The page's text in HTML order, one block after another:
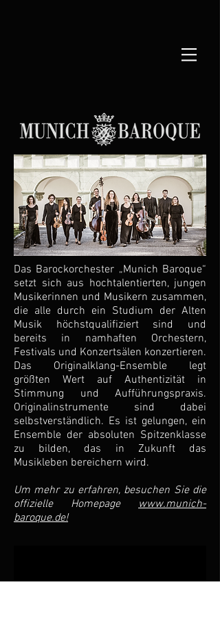
Das Barockorchester „Munich Baroque“
setzt sich aus hochtalentierten, jungen
Musikerinnen und Musikern zusammen,
die alle durch ein Studium der Alten
Musik höchstqualifiziert sind und
bereits in namhaften Orchestern,
Festivals und Konzertsälen konzertieren.
Das Originalklang-Ensemble legt
größten Wert auf Authentizität in
Stimmung und Aufführungspraxis.
Originalinstrumente sind dabei
selbstverständlich. Es ist gelungen, ein
Ensemble der absoluten Spitzenklasse
zu bilden, das in Zukunft das
Musikleben bereichern wird.
Um mehr zu erfahren, besuchen Sie die
offizielle Homepage www.munich-
baroque.de!